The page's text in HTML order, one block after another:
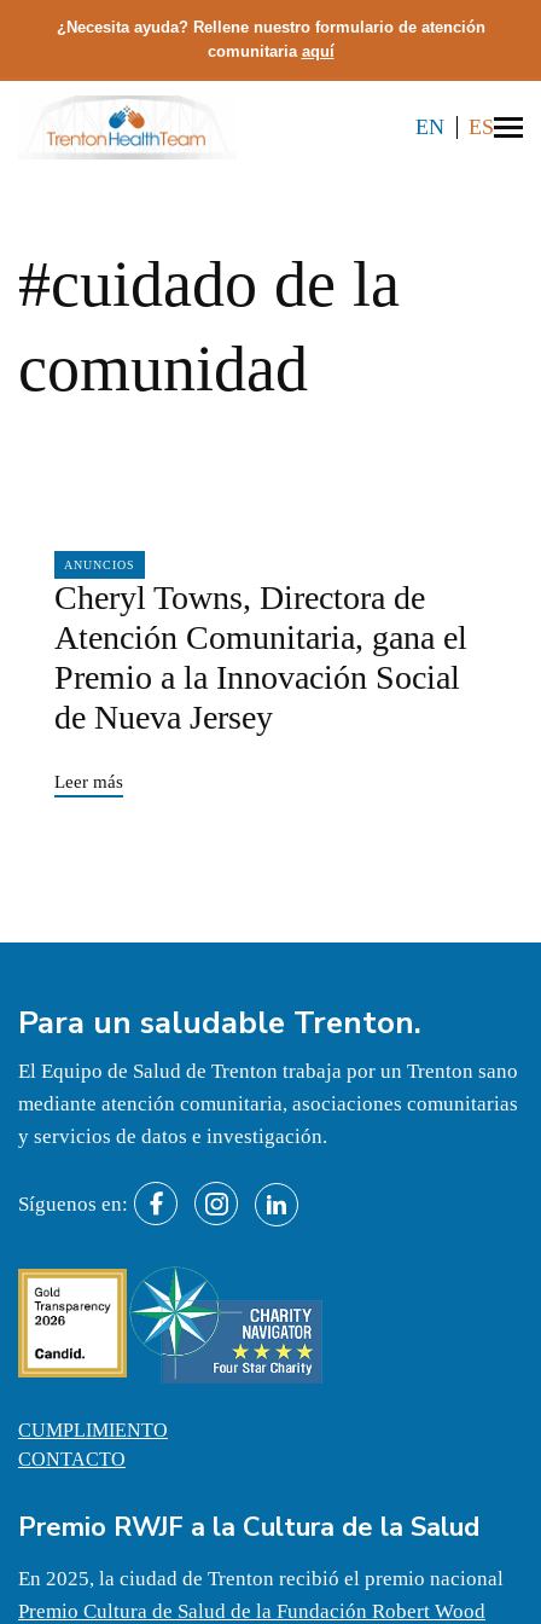
¿Necesita ayuda? Rellene nuestro formulario de atención
comunitaria aquí
EN ES
#cuidado de la
comunidad
ANUNCIOS
04/05/2024
Cheryl Towns, Directora de
Atención Comunitaria, gana el
Premio a la Innovación Social
de Nueva Jersey
Leer más
Para un saludable Trenton.
El Equipo de Salud de Trenton trabaja por un Trenton sano
mediante atención comunitaria, asociaciones comunitarias
y servicios de datos e investigación.
Síguenos en:
CUMPLIMIENTO
CONTACTO
Premio RWJF a la Cultura de la Salud
En 2025, la ciudad de Trenton recibió el premio nacional
Premio Cultura de Salud de la Fundación Robert Wood